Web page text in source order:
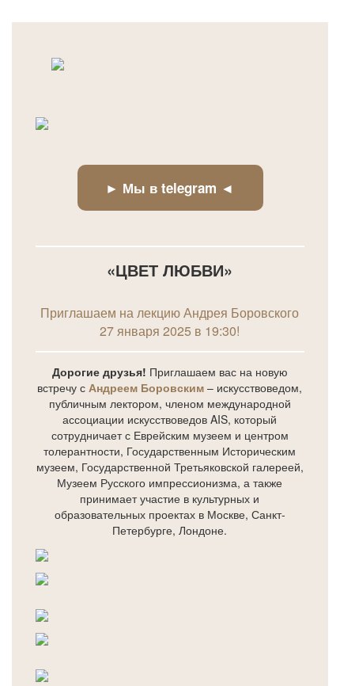
► Мы в telegram ◄
«ЦВЕТ ЛЮБВИ»
Приглашаем на лекцию Андрея Боровского
27 января 2025 в 19:30!
Дорогие друзья! Приглашаем вас на новую
встречу сАндреем Боровским – искусствоведом,
публичным лектором, членом международной
ассоциации искусствоведов AIS, который
сотрудничает с Еврейским музеем и центром
толерантности, Государственным Историческим
музеем, Государственной Третьяковской галереей,
Музеем Русского импрессионизма, а также
принимает участие в культурных и
образовательных проектах в Москве, Санкт-
Петербурге, Лондоне.